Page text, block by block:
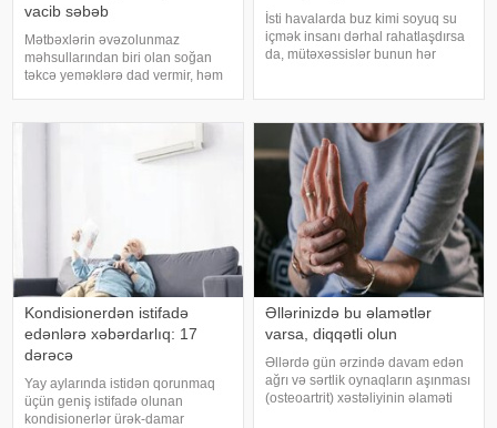
vacib səbəb
Mətbəxlərin əvəzolunmaz
məhsullarından biri olan soğan
təkcə yeməklərə dad vermir, həm
tərkibindəki vitaminlər, minerallar
və antioksidantlar sayəsində soğa
İsti havalarda buz kimi soyuq su
içmək insanı dərhal rahatlaşdırsa
da, mütəxəssislər bunun hər
insanın kifayət qədə
Kondisionerdən istifadə
edənlərə xəbərdarlıq: 17
dərəcə
Yay aylarında istidən qorunmaq
üçün geniş istifadə olunan
kondisionerlər ürək-damar
Əllərinizdə bu əlamətlər
varsa, diqqətli olun
Əllərdə gün ərzində davam edən
ağrı və sərtlik oynaqların aşınması
(osteoartrit) xəstəliyinin əlaməti